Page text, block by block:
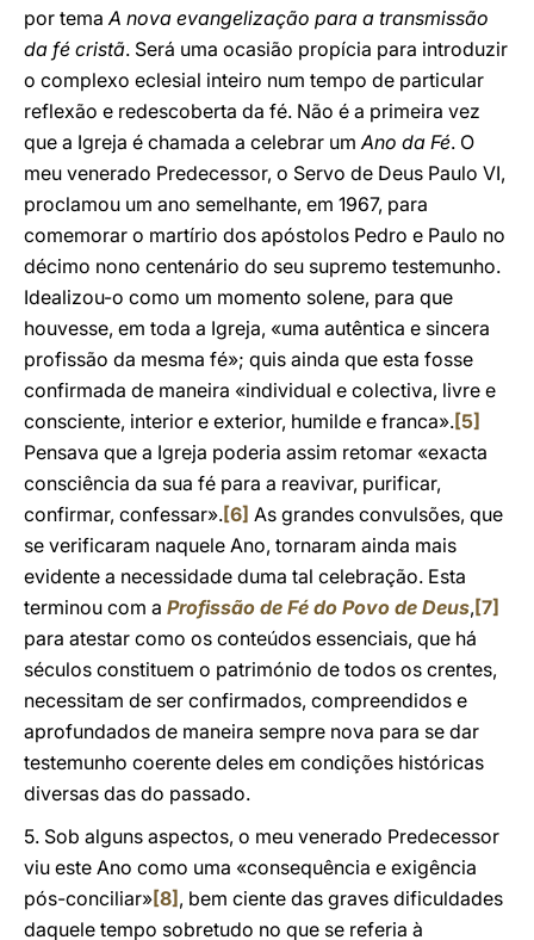
por temaA nova evangelização para a transmissão
da fé cristã. Será uma ocasião propícia para introduzir
o complexo eclesial inteiro num tempo de particular
reflexão e redescoberta da fé. Não é a primeira vez
que a Igreja é chamada a celebrar umAno da Fé. O
meu venerado Predecessor, o Servo de Deus Paulo VI,
proclamou um ano semelhante, em 1967, para
comemorar o martírio dos apóstolos Pedro e Paulo no
décimo nono centenário do seu supremo testemunho.
Idealizou-o como um momento solene, para que
houvesse, em toda a Igreja, «uma autêntica e sincera
profissão da mesma fé»; quis ainda que esta fosse
confirmada de maneira «individual e colectiva, livre e
consciente, interior e exterior, humilde e franca».[5]
Pensava que a Igreja poderia assim retomar «exacta
consciência da sua fé para a reavivar, purificar,
confirmar, confessar».[6] As grandes convulsões, que
se verificaram naquele Ano, tornaram ainda mais
evidente a necessidade duma tal celebração. Esta
terminou com a Profissão de Fé do Povo de Deus, [7]
para atestar como os conteúdos essenciais, que há
séculos constituem o património de todos os crentes,
necessitam de ser confirmados, compreendidos e
aprofundados de maneira sempre nova para se dar
testemunho coerente deles em condições históricas
diversas das do passado.
5. Sob alguns aspectos, o meu venerado Predecessor
viu este Ano como uma «consequência e exigência
pós-conciliar»[8] , bem ciente das graves dificuldades
daquele tempo sobretudo no que se referia à